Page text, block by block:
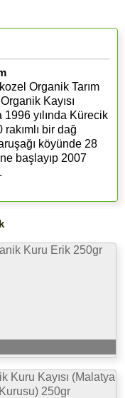
Organik Tarım
Kayısı
yılında Kürecik
rakımlı bir dağ
köyünde 28
başlayıp 2007
Kuru Erik 250gr
Kuru Kayısı (Malatya
250gr